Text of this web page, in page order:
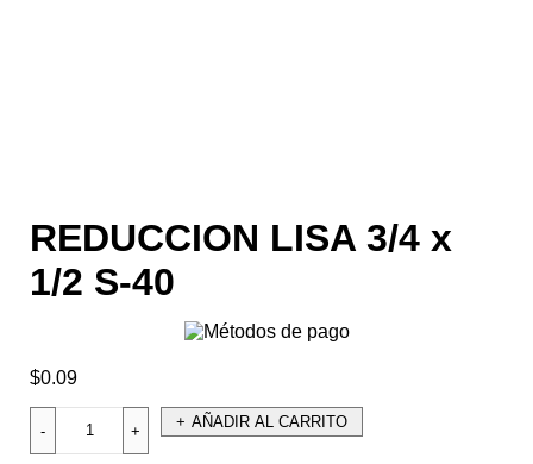
REDUCCION LISA 3/4 x
1/2 S-40
$0.09
AÑADIR AL CARRITO